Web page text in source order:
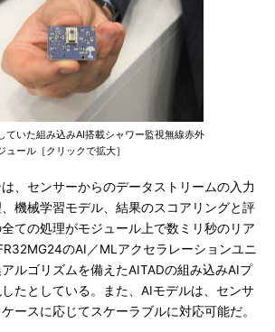
ていた組み込みAI搭載シャワー監視無線赤外
ュール［クリックで拡大］
、センサーからのデータストリームの入力
機械学習モデル、結果のスコアリングと評
ての処理がモジュール上で数ミリ秒のリア
のAI／MLアクセラレーションユニ
ルゴリズムを備えたAITADの組み込みAIプ
たとしている。また、AIモデルは、センサ
ースに応じてスケーラブルに対応可能だ。